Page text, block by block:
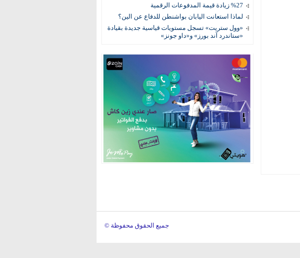
%27 زيادة قيمة المدفوعات الرقمية
لماذا استعانت اليابان بواشنطن للدفاع عن الين؟
«وول ستريت» تسجل مستويات قياسية جديدة بقيادة
«ستاندرد آند بورز» و«داو جونز»
© جميع الحقوق محفوظة